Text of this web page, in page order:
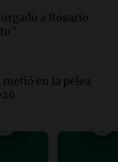
nacionales de
en medio de
a Rosario
metió en la pelea